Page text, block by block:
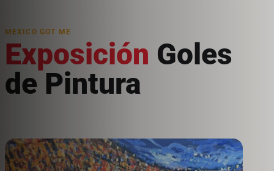
MEXICO GOT ME
Exposición Goles
de Pintura